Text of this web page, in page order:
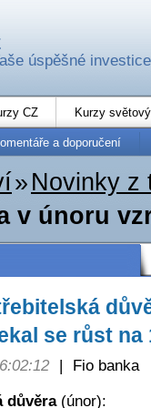
úspěšné investice
CZ Kurzy
a doporučení
» Novinky z
v únoru
se růst na
|
Fio banka
důvěra(únor):